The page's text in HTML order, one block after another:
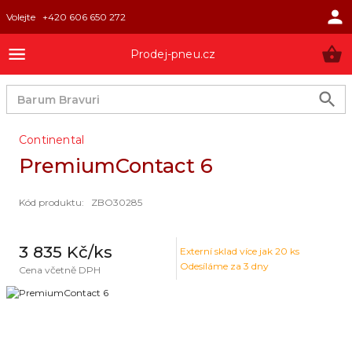
Volejte +420 606 650 272
Prodej-pneu.cz
Continental
PremiumContact 6
Kód produktu: ZBO30285
3 835 Kč/ks
Cena včetně DPH
Externí sklad více jak 20 ks
Odesíláme za 3 dny